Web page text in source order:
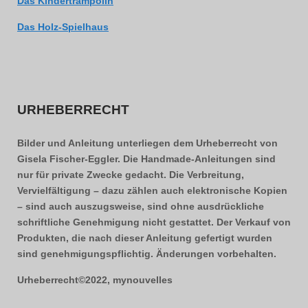
Das Holz-Spielhaus
URHEBERRECHT
Bilder und Anleitung unterliegen dem Urheberrecht von
Gisela Fischer-Eggler. Die Handmade-Anleitungen sind
nur für private Zwecke gedacht. Die Verbreitung,
Vervielfältigung – dazu zählen auch elektronische Kopien
– sind auch auszugsweise, sind ohne ausdrückliche
schriftliche Genehmigung nicht gestattet. Der Verkauf von
Produkten, die nach dieser Anleitung gefertigt wurden
sind genehmigungspflichtig. Änderungen vorbehalten.
Urheberrecht©2022, mynouvelles